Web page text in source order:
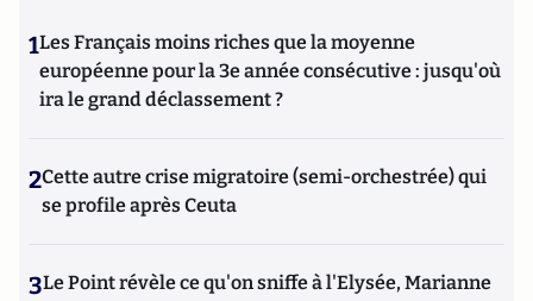
1Les Français moins riches que la moyenne
européenne pour la 3e année consécutive : jusqu'où
ira le grand déclassement ?
2Cette autre crise migratoire (semi-orchestrée) qui
se profile après Ceuta
3Le Point révèle ce qu'on sniffe à l'Elysée, Marianne